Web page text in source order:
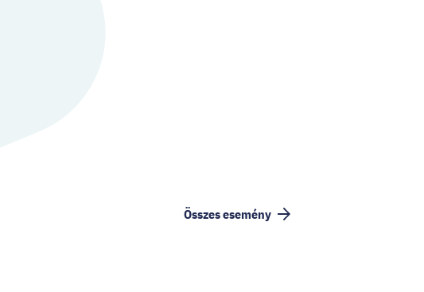
Összes esemény